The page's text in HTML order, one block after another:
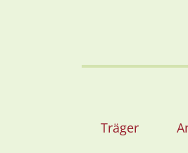
Träger